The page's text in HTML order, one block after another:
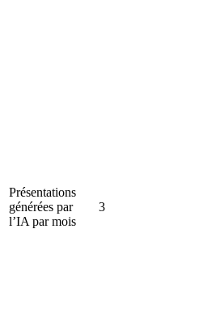
Présentations
générées par
l’IA par mois
3